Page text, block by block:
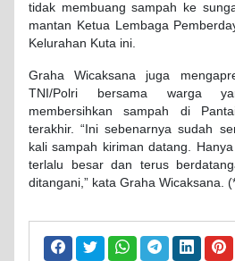
tidak membuang sampah ke
mantan Ketua Lembaga
Kelurahan Kuta ini.
Graha Wicaksana juga
TNI/Polri bersama warga
membersihkan sampah di
terakhir. “Ini sebenarnya sudah
kali sampah kiriman datang.
terlalu besar dan terus
ditangani,” kata Graha Wicaksana.